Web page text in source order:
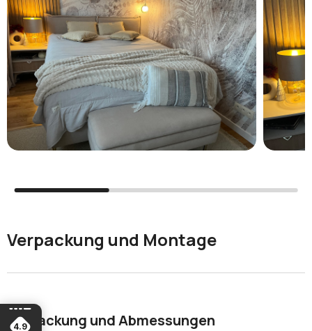
Verpackung und Montage
Verpackung und Abmessungen
4.9